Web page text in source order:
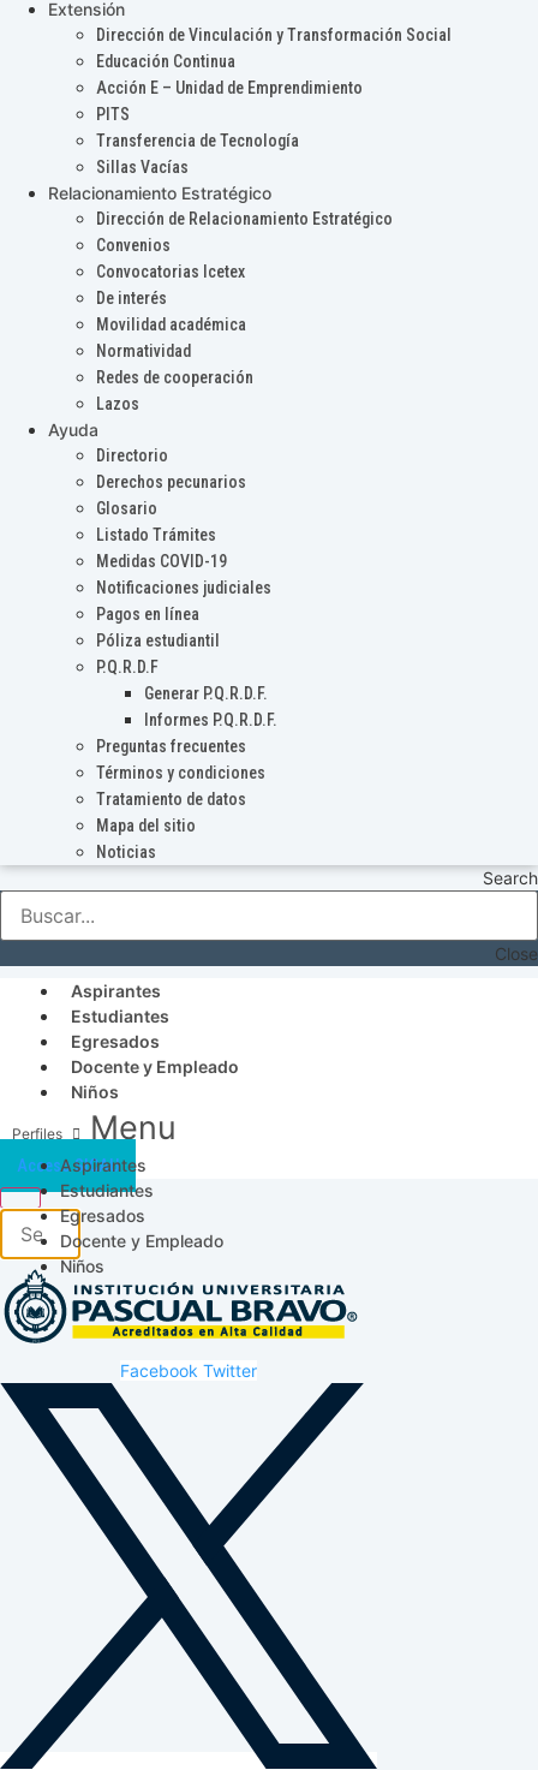
Extensión
Dirección de Vinculación y Transformación Social
Educación Continua
Acción E – Unidad de Emprendimiento
PITS
Transferencia de Tecnología
Sillas Vacías
Relacionamiento Estratégico
Dirección de Relacionamiento Estratégico
Convenios
Convocatorias Icetex
De interés
Movilidad académica
Normatividad
Redes de cooperación
Lazos
Ayuda
Directorio
Derechos pecunarios
Glosario
Listado Trámites
Medidas COVID-19
Notificaciones judiciales
Pagos en línea
Póliza estudiantil
P.Q.R.D.F
Generar P.Q.R.D.F.
Informes P.Q.R.D.F.
Preguntas frecuentes
Términos y condiciones
Tratamiento de datos
Mapa del sitio
Noticias
Search
Close
Aspirantes
Estudiantes
Egresados
Docente y Empleado
Niños
Menu
Aspirantes
Estudiantes
Egresados
Docente y Empleado
Niños
Acceso SICAU
Facebook Twitter